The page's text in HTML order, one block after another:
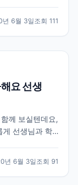
상황인데도
상황이 매우
년 6월 3일조회 111
요 선생
께 보실텐데요,
게 선생님과 학
업하는 온라인
우리나라와 같
년 6월 3일조회 91